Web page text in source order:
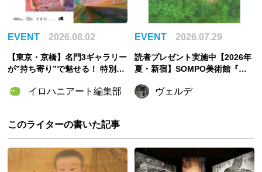
EVENT 2026.08.02
【東京・京橋】名門3ギャラリー
が”持ち寄り”で魅せる！ 特別企
SHI」Gallery & Bakery Tokyo
イロハニアート編集部
EVENT 2026.07.29
読者プレゼント実施中【2026年
夏・新宿】SOMPO美術館『山
が生涯描き続けた「生命の美」
ヴェルデ
このライターの書いた記事